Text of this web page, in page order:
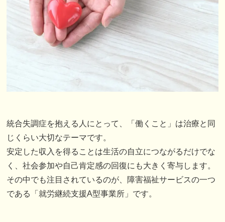
統合失調症を抱える人にとって、「働くこと」は治療と同
じくらい大切なテーマです。
安定した収入を得ることは生活の自立につながるだけでな
く、社会参加や自己肯定感の回復にも大きく寄与します。
その中でも注目されているのが、障害福祉サービスの一つ
である「就労継続支援A型事業所」です。